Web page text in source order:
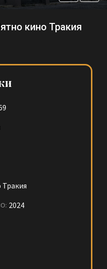
кино Тракия
2024